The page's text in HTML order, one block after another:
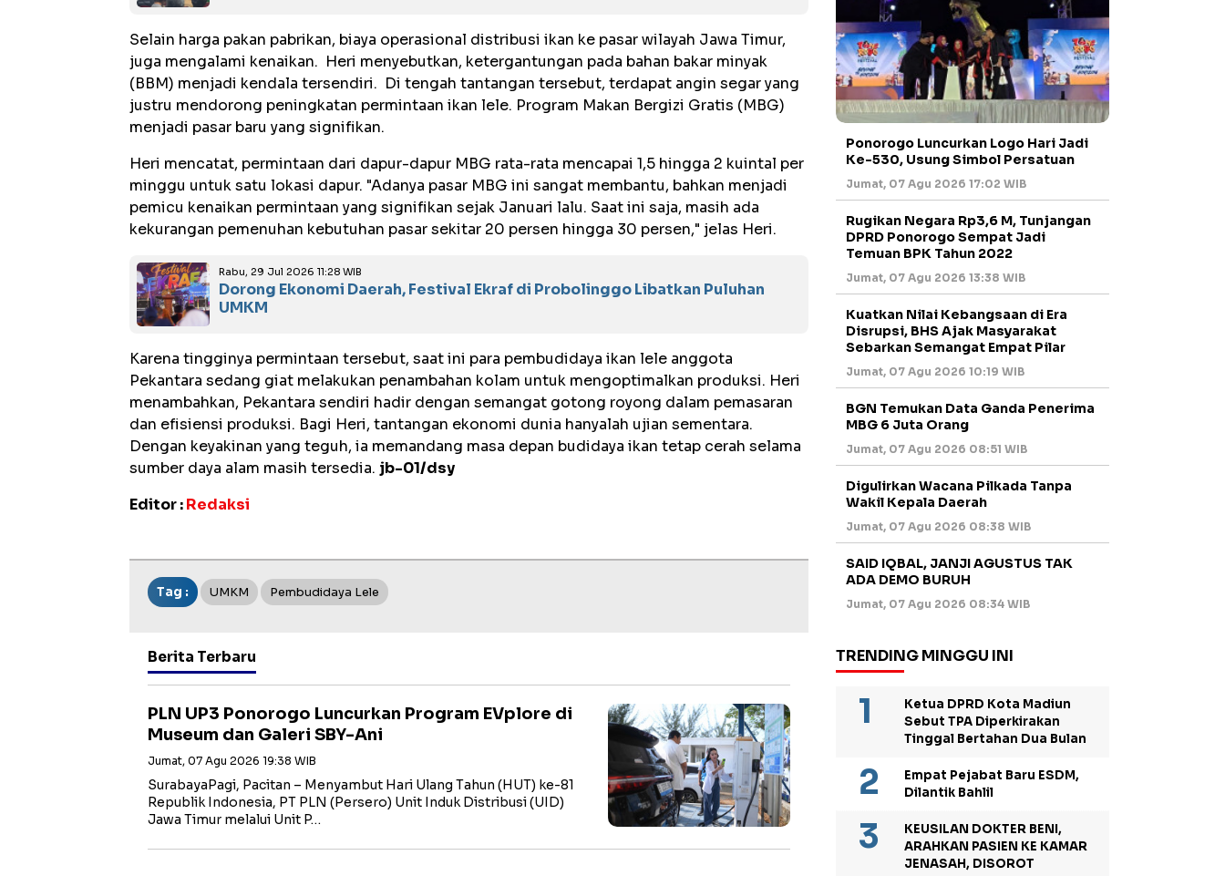
Selain harga pakan pabrikan, biaya operasional distribusi ikan ke pasar wilayah Jawa Timur,
juga mengalami kenaikan. Heri menyebutkan, ketergantungan pada bahan bakar minyak
(BBM) menjadi kendala tersendiri. Di tengah tantangan tersebut, terdapat angin segar yang
justru mendorong peningkatan permintaan ikan lele. Program Makan Bergizi Gratis (MBG)
menjadi pasar baru yang signifikan.
Heri mencatat, permintaan dari dapur-dapur MBG rata-rata mencapai 1,5 hingga 2 kuintal per
minggu untuk satu lokasi dapur. "Adanya pasar MBG ini sangat membantu, bahkan menjadi
pemicu kenaikan permintaan yang signifikan sejak Januari lalu. Saat ini saja, masih ada
kekurangan pemenuhan kebutuhan pasar sekitar 20 persen hingga 30 persen," jelas Heri.
Rabu, 29 Jul 2026 11:28 WIB
Dorong Ekonomi Daerah, Festival Ekraf di Probolinggo Libatkan Puluhan
UMKM
Karena tingginya permintaan tersebut, saat ini para pembudidaya ikan lele anggota
Pekantara sedang giat melakukan penambahan kolam untuk mengoptimalkan produksi. Heri
menambahkan, Pekantara sendiri hadir dengan semangat gotong royong dalam pemasaran
dan efisiensi produksi. Bagi Heri, tantangan ekonomi dunia hanyalah ujian sementara.
Dengan keyakinan yang teguh, ia memandang masa depan budidaya ikan tetap cerah selama
sumber daya alam masih tersedia. jb-01/dsy
Editor :Redaksi
Tag : UMKM Pembudidaya Lele
Berita Terbaru
PLN UP3 Ponorogo Luncurkan Program EVplore di
Museum dan Galeri SBY-Ani
Jumat, 07 Agu 2026 19:38 WIB
SurabayaPagi, Pacitan – Menyambut Hari Ulang Tahun (HUT) ke-81
Republik Indonesia, PT PLN (Persero) Unit Induk Distribusi (UID)
Jawa Timur melalui Unit P…
Ponorogo Luncurkan Logo Hari Jadi
Ke-530, Usung Simbol Persatuan
Jumat, 07 Agu 2026 17:02 WIB
Rugikan Negara Rp3,6 M, Tunjangan
DPRD Ponorogo Sempat Jadi
Temuan BPK Tahun 2022
Jumat, 07 Agu 2026 13:38 WIB
Kuatkan Nilai Kebangsaan di Era
Disrupsi, BHS Ajak Masyarakat
Sebarkan Semangat Empat Pilar
Jumat, 07 Agu 2026 10:19 WIB
BGN Temukan Data Ganda Penerima
MBG 6 Juta Orang
Jumat, 07 Agu 2026 08:51 WIB
Digulirkan Wacana Pilkada Tanpa
Wakil Kepala Daerah
Jumat, 07 Agu 2026 08:38 WIB
SAID IQBAL, JANJI AGUSTUS TAK
ADA DEMO BURUH
Jumat, 07 Agu 2026 08:34 WIB
TRENDING MINGGU INI
Ketua DPRD Kota Madiun
Sebut TPA Diperkirakan
Tinggal Bertahan Dua Bulan
Empat Pejabat Baru ESDM,
Dilantik Bahlil
KEUSILAN DOKTER BENI,
ARAHKAN PASIEN KE KAMAR
JENASAH, DISOROT